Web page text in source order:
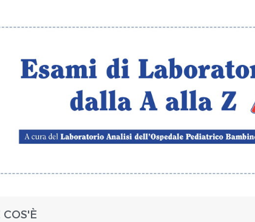
COS'È